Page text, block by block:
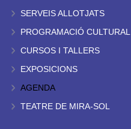
SERVEIS ALLOTJATS
PROGRAMACIÓ CULTURAL
CURSOS I TALLERS
EXPOSICIONS
AGENDA
TEATRE DE MIRA-SOL